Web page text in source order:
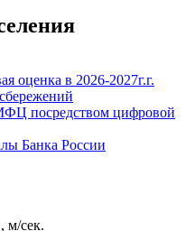
оценка в 2026-2027г.г.
посредством цифровой
Банка России
м/сек.